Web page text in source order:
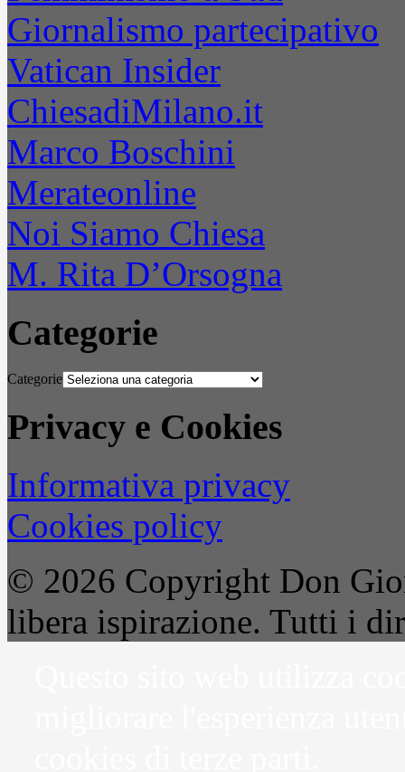
Giornalismo partecipativo
Vatican Insider
ChiesadiMilano.it
Marco Boschini
Merateonline
Noi Siamo Chiesa
M. Rita D’Orsogna
Categorie
Categorie
Privacy e Cookies
Informativa privacy
Cookies policy
© 2026 Copyright Don
libera ispirazione. Tutti i